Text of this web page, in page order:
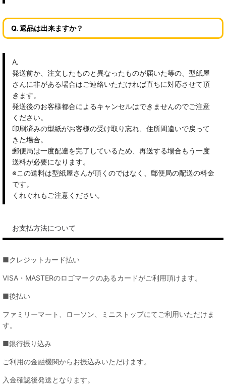
Q. 返品は出来ますか？
A.
発送前か、注文したものと異なったものが届いた等の、型紙屋
さんに非がある場合はご連絡いただければ直ちに対応させて頂
きます。
発送後のお客様都合によるキャンセルはできませんのでご注意
ください。
印刷済みの型紙がお客様の受け取り忘れ、住所間違いで戻って
きた場合。
郵便局は一度配達を完了しているため、再送する場合もう一度
送料が必要になります。
※この送料は型紙屋さんが頂くのではなく、郵便局の配送の料金
です。
くれぐれもご注意ください。
お支払方法について
■クレジットカード払い
VISA・MASTERのロゴマークのあるカードがご利用頂けます。
■後払い
ファミリーマート、ローソン、ミニストップにてご利用いただけま
す。
■銀行振り込み
ご利用の金融機関からお振込みいただけます。
入金確認後発送となります。